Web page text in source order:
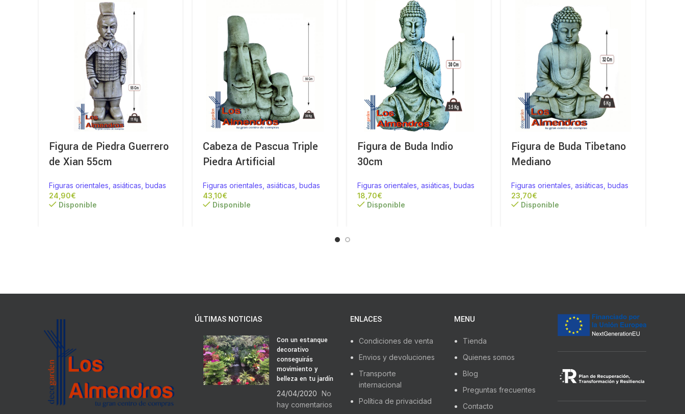
Figura de Piedra Guerrero
de Xian 55cm
Figuras orientales, asiáticas, budas
€
Disponible
Cabeza de Pascua Triple
Piedra Artificial
Figuras orientales, asiáticas, budas
€
Disponible
Figura de Buda Indio
30cm
Figuras orientales, asiáticas, budas
€
Disponible
Figura de Buda Tibetano
Mediano
Figuras orientales, asiáticas, budas
€
Disponible
ÚLTIMAS NOTICIAS
Con un estanque
decorativo
conseguirás
movimiento y
belleza en tu jardín
24/04/2020 No
hay comentarios
ENLACES
Condiciones de venta
Envios y devoluciones
Transporte
internacional
Política de privacidad
MENU
Tienda
Quienes somos
Blog
Preguntas frecuentes
Contacto